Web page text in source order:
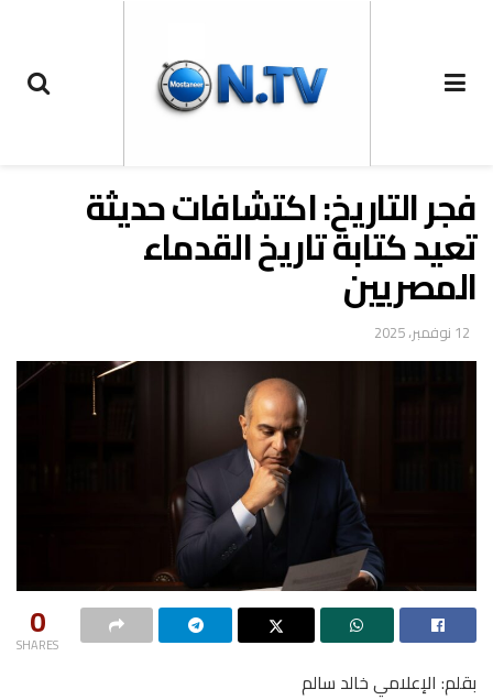
فجر التاريخ: اكتشافات حديثة
تعيد كتابة تاريخ القدماء
المصريين
12 نوفمبر، 2025
0
SHARES
بقلم: الإعلامي خالد سالم